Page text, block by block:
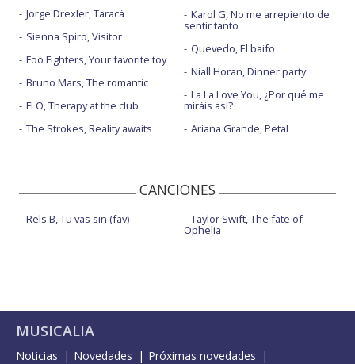
Jorge Drexler, Taracá
Sienna Spiro, Visitor
Foo Fighters, Your favorite toy
Bruno Mars, The romantic
FLO, Therapy at the club
The Strokes, Reality awaits
Karol G, No me arrepiento de
sentir tanto
Quevedo, El baifo
Niall Horan, Dinner party
La La Love You, ¿Por qué me
miráis así?
Ariana Grande, Petal
CANCIONES
Rels B, Tu vas sin (fav) Taylor Swift, The fate of
Ophelia
MUSICALIA
Noticias Novedades
Próximas novedades